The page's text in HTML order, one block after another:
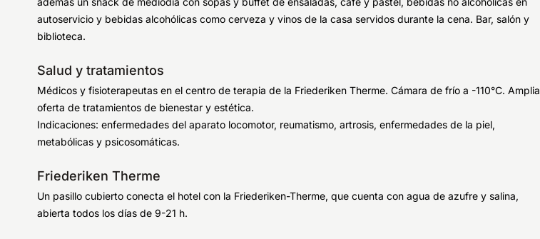
autoservicio y bebidas alcohólicas como cerveza y vinos de la casa servidos durante la cena. Bar, salón y
biblioteca.
Salud y tratamientos
Médicos y fisioterapeutas en el centro de terapia de la Friederiken Therme. Cámara de frío a -110°C. Amplia
oferta de tratamientos de bienestar y estética.
Indicaciones: enfermedades del aparato locomotor, reumatismo, artrosis, enfermedades de la piel,
metabólicas y psicosomáticas.
Friederiken Therme
Un pasillo cubierto conecta el hotel con la Friederiken-Therme, que cuenta con agua de azufre y salina,
abierta todos los días de 9-21 h.